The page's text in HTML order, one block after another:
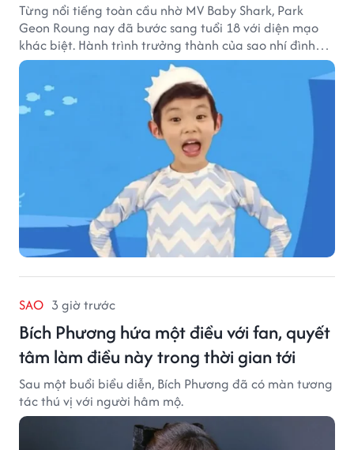
Từng nổi tiếng toàn cầu nhờ MV Baby Shark, Park
Geon Roung nay đã bước sang tuổi 18 với diện mạo
khác biệt. Hành trình trưởng thành của sao nhí đình
đám một thời đang thu hút sự quan tâm của nhiều
SAO 3 giờ trước
Bích Phương hứa một điều với fan, quyết
tâm làm điều này trong thời gian tới
Sau một buổi biểu diễn, Bích Phương đã có màn tương
tác thú vị với người hâm mộ.